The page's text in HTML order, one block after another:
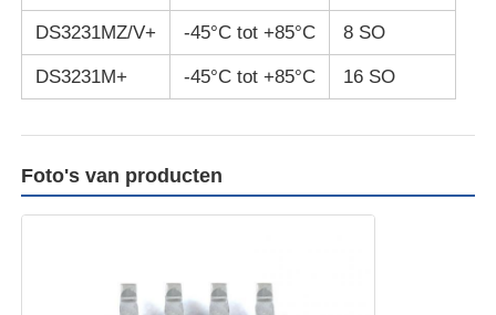
Zaken
FPGA Field Programmable Gate Array
MCU-Microcontroller Eenheid
DS3231MZ/V+ -45°C tot +85°C 8 SO
DS3231M+ -45°C tot +85°C 16 SO
Foto's van producten